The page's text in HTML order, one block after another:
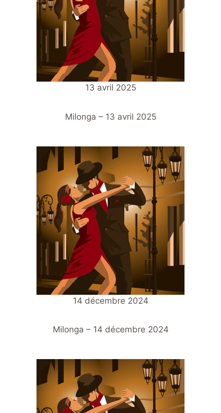
13 avril 2025
Milonga – 13 avril 2025
14 décembre 2024
Milonga – 14 décembre 2024